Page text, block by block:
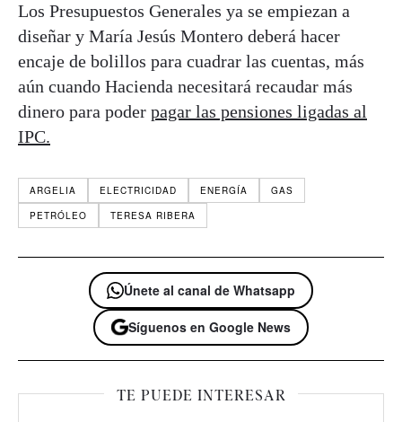
Los Presupuestos Generales ya se empiezan a
diseñar y María Jesús Montero deberá hacer
encaje de bolillos para cuadrar las cuentas, más
aún cuando Hacienda necesitará recaudar más
dinero para poder pagar las pensiones ligadas al
IPC.
ARGELIA ELECTRICIDAD ENERGÍA
GAS
PETRÓLEO
TERESA RIBERA
Únete al canal de Whatsapp
Síguenos en Google News
TE PUEDE INTERESAR